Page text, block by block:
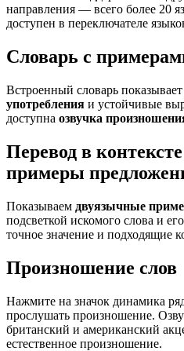
направления — всего более 20
доступен в переключателе
Словарь с
Встроенный словарь показывает
употребления и устойчивые
доступна озвучка
Перевод в
примеры
Показываем двуязычные
подсветкой искомого слова и
точное значение и подходящие
Произношение слов
Нажмите на значок динамика
прослушать произношение.
британский и американский
естественное произношение.